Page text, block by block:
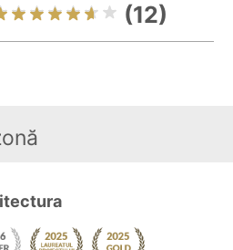
(12)